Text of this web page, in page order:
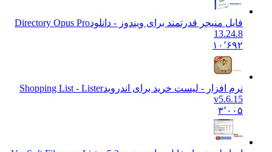
فایل منیجر قدرتمند برای ویندوز - دانلود Directory Opus Pro
13.24.8
۱۰٬۶۹۲
نرم افزار - لیست خرید برای اندرویدShopping List - Lister
v5.6.15
۳٬۰۰۵